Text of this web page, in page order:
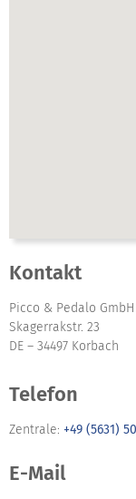
Kontakt
Picco & Pedalo GmbH
Skagerrakstr. 23
DE – 34497 Korbach
Telefon
Zentrale: +49 (5631)
E-Mail